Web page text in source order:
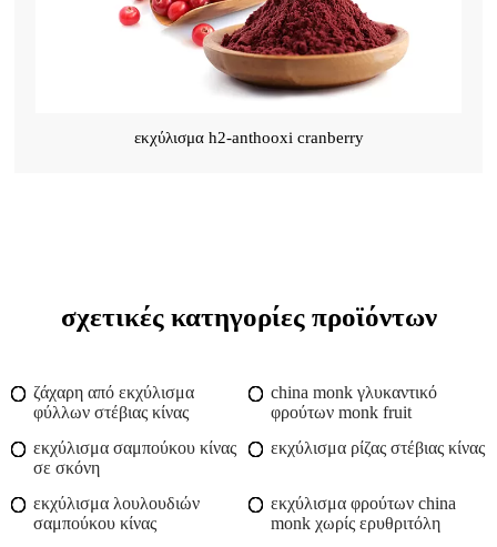
εκχύλισμα h2-anthooxi cranberry
σχετικές κατηγορίες προϊόντων
ζάχαρη από εκχύλισμα
φύλλων στέβιας κίνας
china monk γλυκαντικό
φρούτων monk fruit
εκχύλισμα σαμπούκου κίνας
σε σκόνη
εκχύλισμα ρίζας στέβιας κίνας
εκχύλισμα λουλουδιών
σαμπούκου κίνας
εκχύλισμα φρούτων china
monk χωρίς ερυθριτόλη